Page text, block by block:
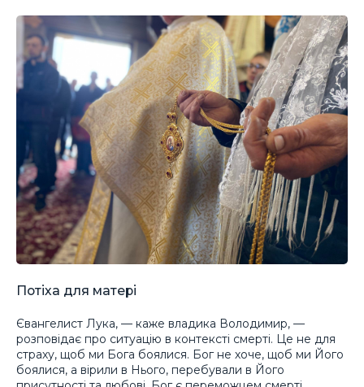
Потіха для матері
Євангелист Лука, — каже владика Володимир, —
розповідає про ситуацію в контексті смерті. Це не для
страху, щоб ми Бога боялися. Бог не хоче, щоб ми Його
боялися, а вірили в Нього, перебували в Його